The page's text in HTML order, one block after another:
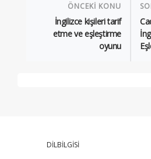
ÖNCEKİ KONU
İngilizce kişileri tarif
etme ve eşleştirme
oyunu
DİLBİLGİSİ